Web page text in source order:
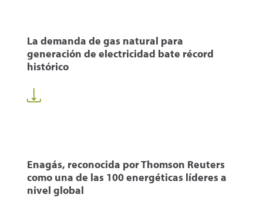
La demanda de gas natural para
generación de electricidad bate récord
histórico
Enagás, reconocida por Thomson Reuters
como una de las 100 energéticas líderes a
nivel global